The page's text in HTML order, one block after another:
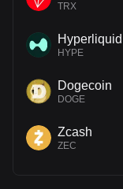
TRX
Hyperliquid
HYPE
Dogecoin
DOGE
Zcash
ZEC